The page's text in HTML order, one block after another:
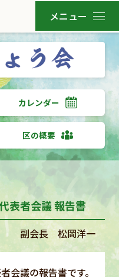
カレンダー
区の概要
表者会議 報告書
副会長 松岡洋一
会議の報告書です。